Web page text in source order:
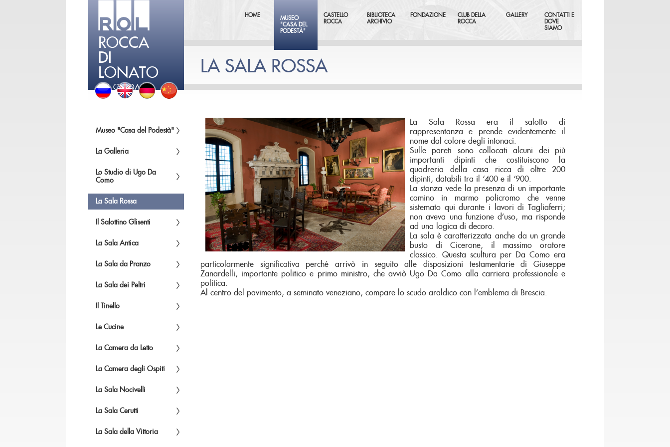
ROCCA
DI
LONATO
DEL GARDA
HOME
MUSEO
"CASA DEL
PODESTÀ"
CASTELLO
ROCCA
BIBLIOTECA
ARCHIVIO
FONDAZIONE
CLUB DELLA
ROCCA
GALLERY
CONTATTI E
DOVE
SIAMO
LA SALA ROSSA
Museo "Casa del Podestà"
La Galleria
Lo Studio di Ugo Da
Como
La Sala Rossa
Il Salottino Glisenti
La Sala Antica
La Sala da Pranzo
La Sala dei Peltri
Il Tinello
Le Cucine
La Camera da Letto
La Camera degli Ospiti
La Sala Nocivelli
La Sala Cerutti
La Sala della Vittoria
La Sala Rossa era il salotto di
rappresentanza e prende evidentemente il
nome dal colore degli intonaci.
Sulle pareti sono collocati alcuni dei più
importanti dipinti che costituiscono la
quadreria della casa ricca di oltre 200
dipinti, databili tra il ‘400 e il ‘900.
La stanza vede la presenza di un importante
camino in marmo policromo che venne
sistemato qui durante i lavori di Tagliaferri;
non aveva una funzione d’uso, ma risponde
ad una logica di decoro.
La sala è caratterizzata anche da un grande
busto di Cicerone, il massimo oratore
classico. Questa scultura per Da Como era
particolarmente significativa perché arrivò in seguito alle disposizioni testamentarie di Giuseppe
Zanardelli, importante politico e primo ministro, che avviò Ugo Da Como alla carriera professionale e
politica.
Al centro del pavimento, a seminato veneziano, compare lo scudo araldico con l’emblema di Brescia.